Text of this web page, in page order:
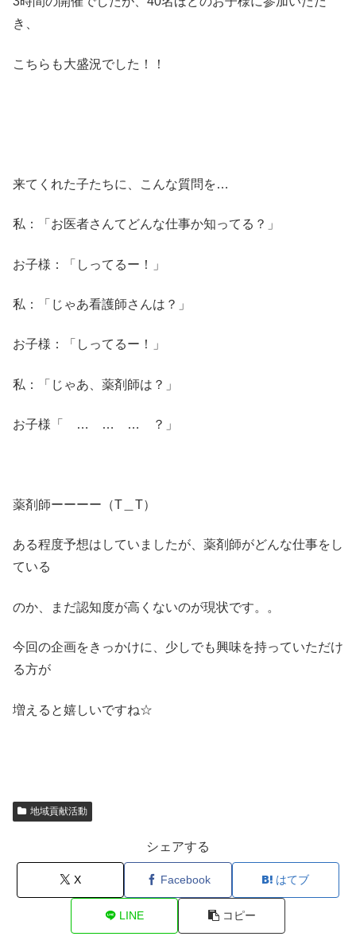
き、
こちらも大盛況でした！！
来てくれた子たちに、こんな質問を…
私：「お医者さんてどんな仕事か知ってる？」
お子様：「しってるー！」
私：「じゃあ看護師さんは？」
お子様：「しってるー！」
私：「じゃあ、薬剤師は？」
お子様「 … … … ？」
薬剤師ーーーー（T＿T）
ある程度予想はしていましたが、薬剤師がどんな仕事をし
ている
のか、まだ認知度が高くないのが現状です。。
今回の企画をきっかけに、少しでも興味を持っていただけ
る方が
増えると嬉しいですね☆
地域貢献活動
シェアする
X Facebook はてブ
LINE コピー